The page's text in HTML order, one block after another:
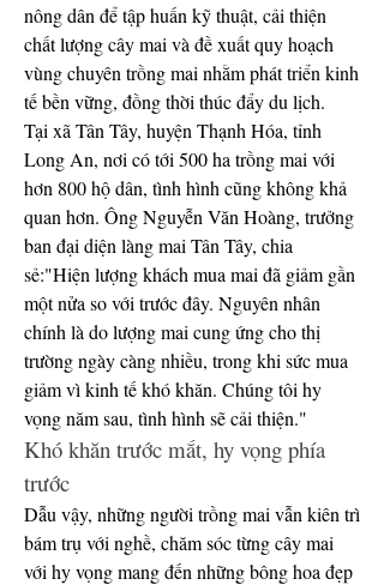
nông dân để tập huấn kỹ thuật, cải thiện
chất lượng cây mai và đề xuất quy hoạch
vùng chuyên trồng mai nhằm phát triển kinh
tế bền vững, đồng thời thúc đẩy du lịch.
Tại xã Tân Tây, huyện Thạnh Hóa, tỉnh
Long An, nơi có tới 500 ha trồng mai với
hơn 800 hộ dân, tình hình cũng không khả
quan hơn. Ông Nguyễn Văn Hoàng, trưởng
ban đại diện làng mai Tân Tây, chia
sẻ:"Hiện lượng khách mua mai đã giảm gần
một nửa so với trước đây. Nguyên nhân
chính là do lượng mai cung ứng cho thị
trường ngày càng nhiều, trong khi sức mua
giảm vì kinh tế khó khăn. Chúng tôi hy
vọng năm sau, tình hình sẽ cải thiện."
Khó khăn trước mắt, hy vọng phía
trước
Dẫu vậy, những người trồng mai vẫn kiên trì
bám trụ với nghề, chăm sóc từng cây mai
với hy vọng mang đến những bông hoa đẹp